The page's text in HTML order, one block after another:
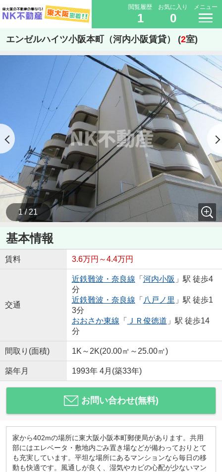
閲覧履歴
1
お気に入り
0
メニュー
エンゼルハイツ小阪本町（河内小阪賃貸） (2室)
1 / 21
基本情報
賃料 3.6万円～4.4万円
交通
近鉄難波・奈良線 「 河内小阪 」駅 徒歩4
分
近鉄難波・奈良線 「 八戸ノ里 」駅 徒歩1
3分
おおさか東線 「 ＪＲ俊徳道 」駅 徒歩14
分
間取り(面積) 1K～2K(20.00㎡～25.00㎡)
築年月 1993年 4月(築33年)
お問い合わせ(無料)
家から402mの場所に東大阪小阪本町郵便局があります。共用
部にはエレベータ・敷地内ごみ置き場などが備わっておりとて
も充実しています。平坦な場所にあるマンションなら毎日の移
動も快適です。風通しが良く、湿気やカビの心配が少ないマン